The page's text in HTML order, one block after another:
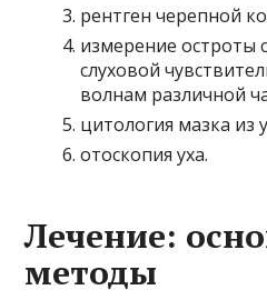
рентген черепной
измерение остроты
слуховой
волнам различной
цитология мазка
отоскопия уха.
Лечение:
методы